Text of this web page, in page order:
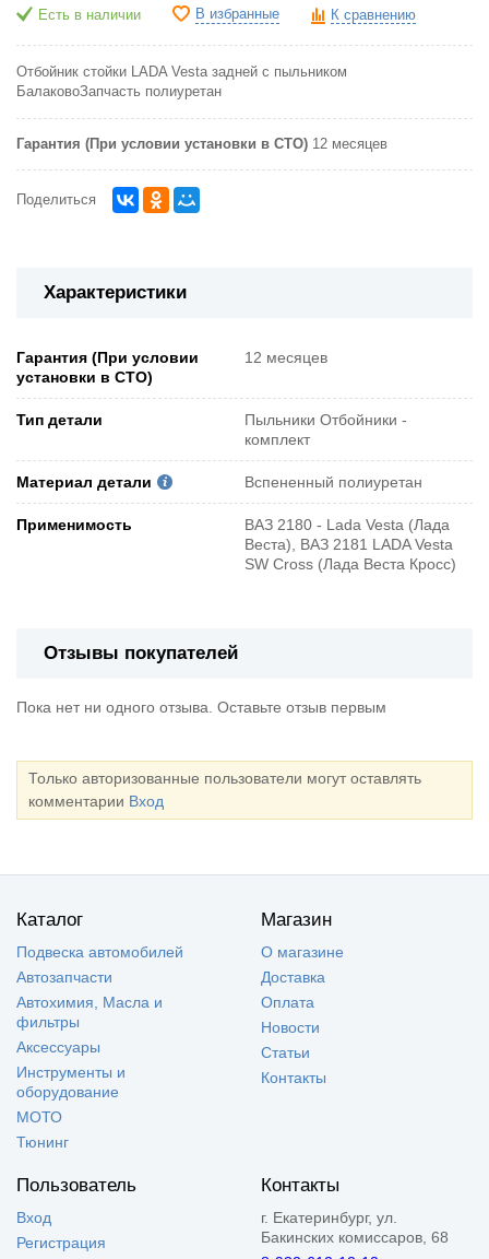
Есть в наличии В избранные К сравнению
Отбойник стойки LADA Vesta задней с пыльником
БалаковоЗапчасть полиуретан
Гарантия (При условии установки в СТО) 12 месяцев
Поделиться
Характеристики
Гарантия (При условии
установки в СТО)
12 месяцев
Тип детали
Пыльники Отбойники -
комплект
Материал детали Вспененный полиуретан
Применимость
ВАЗ 2180 - Lada Vesta (Лада
Веста), ВАЗ 2181 LADA Vesta
SW Cross (Лада Веста Кросс)
Отзывы покупателей
Пока нет ни одного отзыва. Оставьте отзыв первым
Только авторизованные пользователи могут оставлять
комментарии Вход
Каталог
Подвеска автомобилей
Автозапчасти
Автохимия, Масла и
фильтры
Аксессуары
Инструменты и
оборудование
МОТО
Тюнинг
Магазин
О магазине
Доставка
Оплата
Новости
Статьи
Контакты
Пользователь
Вход
Регистрация
Контакты
г. Екатеринбург, ул.
Бакинских комиссаров, 68